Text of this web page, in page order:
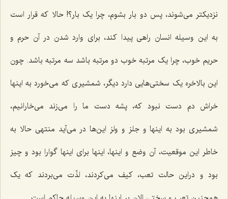
نزدیکتر می‌شوند، پس دو بار بشوم، چرا یک بار؟! حالا که قرار است
به این وسیله انسان راهی پیدا کند، برای وارد شدن در آن حرم و
حریم خوب، چرا یک مرتبه خوب دو مرتبه باشد سه مرتبه باشد. چون
این بالاخره یک سختی‌هایی دارد دیگر، شمشیری که می‌خورد به اینها
خراش دم دست نبود که، پشه دست ما را می‌زند می‌خارانیم،
شمشیری بود به اینها و جلز و ولز این‌ها در می‌آید منتهی حالا به
خاطر این موقعیت، آن وضع و اینها، اینها برای اینها گوارا بود و چیز
بود و دراین حالت تعب، کیف می‌کردند، لذّت می‌بردند که یک